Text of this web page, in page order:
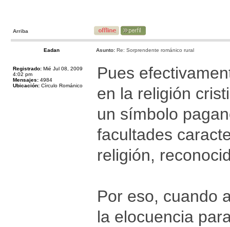
Arriba
Eadan Asunto: Re: Sorprendente románico rural
Registrado: Mié Jul 08, 2009
4:02 pm
Mensajes: 4984
Ubicación: Círculo Románico
Pues
en la religión
un símbolo
facultades
religión,
Por eso, cuando
la elocuencia